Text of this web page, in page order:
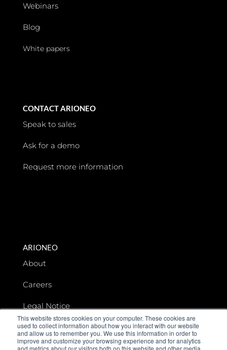
This website stores cookies on your computer. These cookies are
used to collect information about how you interact with our website
and allow us to remember you. We use this information in order to
improve and customize your browsing experience and for analytics
and metrics about our visitors both on this website and other media.
Webinars
Blog
White papers
CONTACT ARIONEO
Speak to sales
Ask for a demo
Request more information
ARIONEO
About
Careers
Legal Notice
Data privacy